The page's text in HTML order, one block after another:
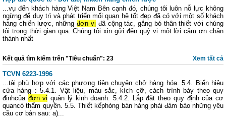
...vụ đến khách hàng Việt Nam Bên cạnh đó, chúng tôi luôn nỗ lực không
ngừng để duy trì và phát triển mối quan hệ tốt đẹp đã có với một số khách
hàng chiến lược, nhữngđơn vị đã cộng tác, gắng bó thân thiết với chúng
tôi trong thời gian qua. Chúng tôi xin gửi đến quý vị một lời cảm ơn chân
thành nhất
Xem tất cả
Kết quả tìm kiếm trên "Tiêu chuẩn": 23
TCVN 6223-1996
...tải phù hợp với các phương tiện chuyên chở hàng hóa. 5.4. Biển hiệu
cửa hàng : 5.4.1. Vật liệu, màu sắc, kích cỡ, cách trình bày theo quy
địnhcủa đơn vị quản lý kinh doanh. 5.4.2. Lắp đặt theo quy định của cơ
quancó thẩm quyền. 5.5. Thiết kếphòng bán hàng phải đảm bảo những yêu
cầu cơ bản sau: a)...